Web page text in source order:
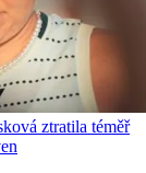
ztratila téměř